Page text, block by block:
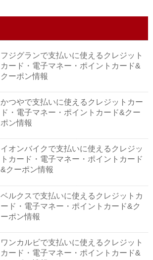
フジグランで支払いに使えるクレジット
カード・電子マネー・ポイントカード&
クーポン情報
かつやで支払いに使えるクレジットカー
ド・電子マネー・ポイントカード&クー
ポン情報
イオンバイクで支払いに使えるクレジッ
トカード・電子マネー・ポイントカード
&クーポン情報
ベルクスで支払いに使えるクレジットカ
ード・電子マネー・ポイントカード&ク
ーポン情報
ワンカルビで支払いに使えるクレジット
カード・電子マネー・ポイントカード&